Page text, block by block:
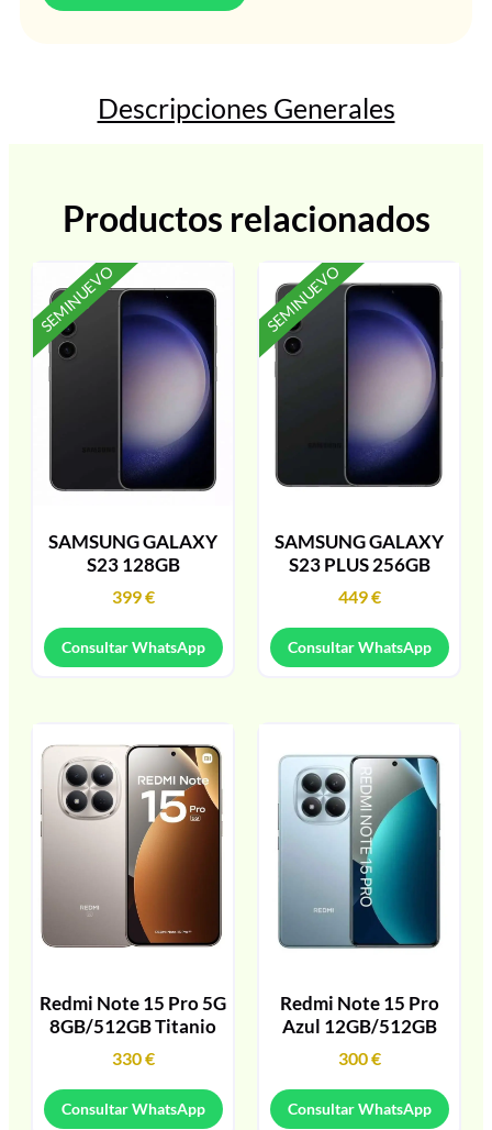
Descripciones Generales
Productos relacionados
SEMINUEVO
SAMSUNG GALAXY
S23 128GB
399€
Consultar WhatsApp
SEMINUEVO
SAMSUNG GALAXY
S23 PLUS 256GB
449€
Consultar WhatsApp
Redmi Note 15 Pro 5G
8GB/512GB Titanio
330€
Consultar WhatsApp
Redmi Note 15 Pro
Azul 12GB/512GB
300€
Consultar WhatsApp